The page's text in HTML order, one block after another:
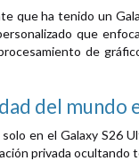
que ha tenido un
que
de
del mundo
en el Galaxy S26
privada ocultando